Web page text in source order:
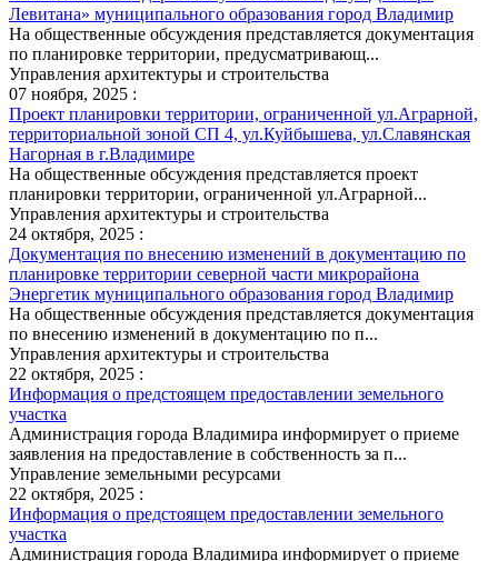
Левитана» муниципального образования город Владимир
На общественные обсуждения представляется документация
по планировке территории, предусматривающ...
Управления архитектуры и строительства
07 ноября, 2025 :
Проект планировки территории, ограниченной ул.Аграрной,
территориальной зоной СП 4, ул.Куйбышева, ул.Славянская
Нагорная в г.Владимире
На общественные обсуждения представляется проект
планировки территории, ограниченной ул.Аграрной...
Управления архитектуры и строительства
24 октября, 2025 :
Документация по внесению изменений в документацию по
планировке территории северной части микрорайона
Энергетик муниципального образования город Владимир
На общественные обсуждения представляется документация
по внесению изменений в документацию по п...
Управления архитектуры и строительства
22 октября, 2025 :
Информация о предстоящем предоставлении земельного
участка
Администрация города Владимира информирует о приеме
заявления на предоставление в собственность за п...
Управление земельными ресурсами
22 октября, 2025 :
Информация о предстоящем предоставлении земельного
участка
Администрация города Владимира информирует о приеме